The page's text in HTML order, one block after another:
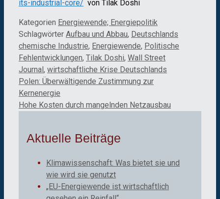
its-industrial-core/ von Tilak Doshi
Kategorien Energiewende; Energiepolitik
Schlagwörter Aufbau und Abbau, Deutschlands
chemische Industrie, Energiewende, Politische
Fehlentwicklungen, Tilak Doshi, Wall Street
Journal, wirtschaftliche Krise Deutschlands
Polen: Überwältigende Zustimmung zur
Kernenergie
Hohe Kosten durch mangelnden Netzausbau
Aktuelle Beiträge
Klimawissenschaft: Was bietet sie und
wie wird sie genutzt
„EU-Energiewende ist wirtschaftlich